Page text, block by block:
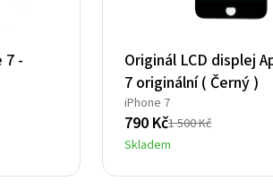
7 -
Originál LCD displej
7 originální ( Černý )
iPhone 7
1 500Kč
Původní
cena
byla:
790 Kč
Aktuální
cena
je:
Skladem